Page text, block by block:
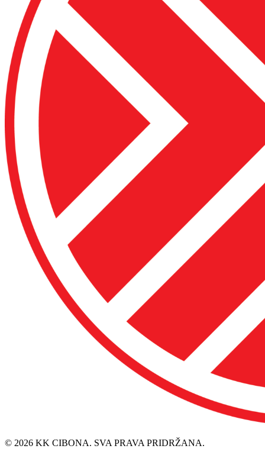
© 2026 KK CIBONA. SVA PRAVA PRIDRŽANA.